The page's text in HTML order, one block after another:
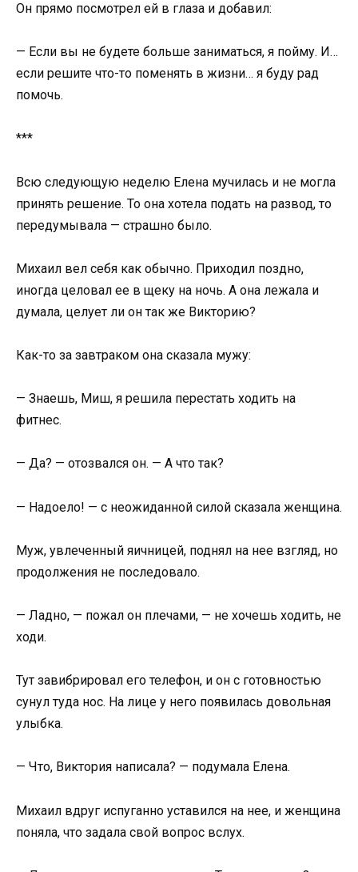
Он прямо посмотрел ей в глаза и добавил:
— Если вы не будете больше заниматься, я пойму. И…
если решите что-то поменять в жизни… я буду рад
помочь.
***
Всю следующую неделю Елена мучилась и не могла
принять решение. То она хотела подать на развод, то
передумывала — страшно было.
Михаил вел себя как обычно. Приходил поздно,
иногда целовал ее в щеку на ночь. А она лежала и
думала, целует ли он так же Викторию?
Как-то за завтраком она сказала мужу:
— Знаешь, Миш, я решила перестать ходить на
фитнес.
— Да? — отозвался он. — А что так?
— Надоело! — с неожиданной силой сказала женщина.
Муж, увлеченный яичницей, поднял на нее взгляд, но
продолжения не последовало.
— Ладно, — пожал он плечами, — не хочешь ходить, не
ходи.
Тут завибрировал его телефон, и он с готовностью
сунул туда нос. На лице у него появилась довольная
улыбка.
— Что, Виктория написала? — подумала Елена.
Михаил вдруг испуганно уставился на нее, и женщина
поняла, что задала свой вопрос вслух.